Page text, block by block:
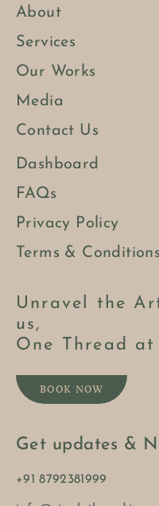
About
Services
Our Works
Media
Contact Us
Dashboard
FAQs
Privacy Policy
Terms & Conditions
Unravel the
us,
One Thread
BOOK NOW
Get updates &
+91 8792381999